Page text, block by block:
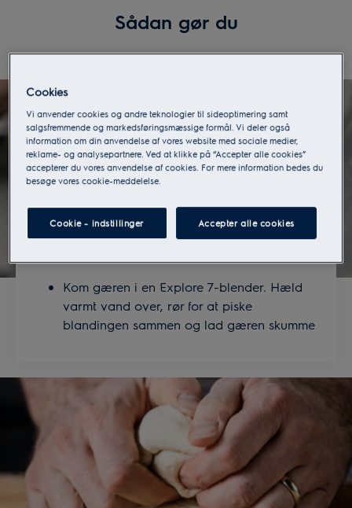
Sådan gør du
Kom gæren i en Explore 7-blender. Hæld
varmt vand over, rør for at piske
blandingen sammen og lad gæren skumme
Cookies
Vi anvender cookies og andre teknologier til sideoptimering samt
salgsfremmende og markedsføringsmæssige formål. Vi deler også
information om din anvendelse af vores website med sociale medier,
reklame- og analysepartnere. Ved at klikke på “Accepter alle cookies”
accepterer du vores anvendelse af cookies. For mere information bedes du
besøge vores cookie-meddelelse.
Cookie - indstillinger Accepter alle cookies